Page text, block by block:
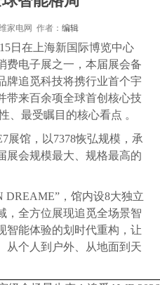
家电网 作者： 编辑
日在上海新国际博览中心
费电子展之一，本届展会备
牌追觅科技将携行业首个宇
带来百余项全球首创核心技
、最受瞩目的核心看点 。
展馆，以7378恢弘规模，承
展会规模最大、规格最高的
DREAME”，馆内设8大独立
，全方位展现追觅全场景智
智能体验的划时代重构，让
从个人到户外、从地面到天